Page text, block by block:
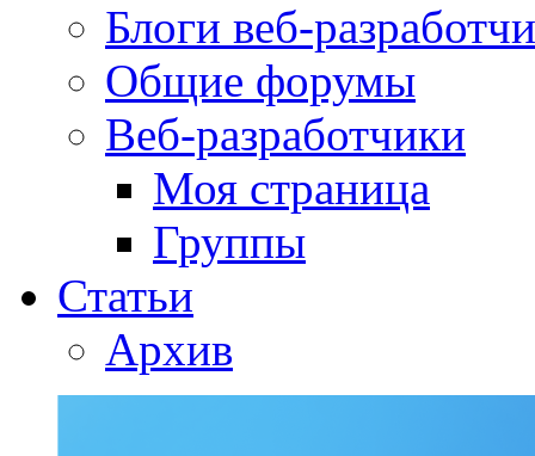
Блоги веб-
Общие форумы
Веб-разработчики
Моя страница
Группы
Статьи
Архив